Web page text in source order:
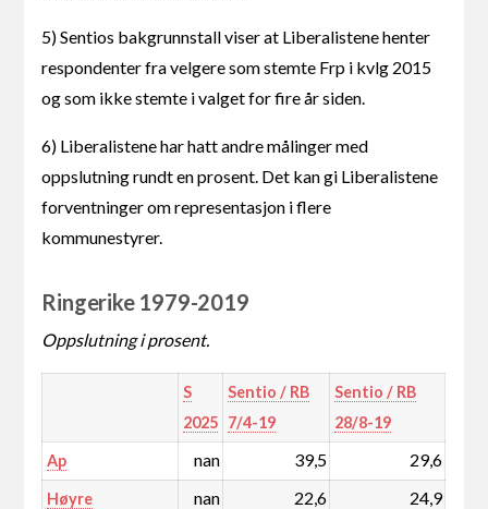
5) Sentios bakgrunnstall viser at Liberalistene henter
respondenter fra velgere som stemte Frp i kvlg 2015
og som ikke stemte i valget for fire år siden.
6) Liberalistene har hatt andre målinger med
oppslutning rundt en prosent. Det kan gi Liberalistene
forventninger om representasjon i flere
kommunestyrer.
Ringerike 1979-2019
Oppslutning i prosent.
S
2025
Sentio / RB
7/4-19
Sentio / RB
28/8-19
Ap nan 39,5 29,6
Høyre nan 22,6 24,9